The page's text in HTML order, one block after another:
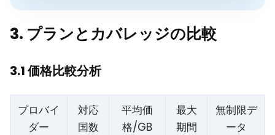
3. プランとカバレッジの比較
3.1 価格比較分析
プロバイ
ダー
対応
国数
平均価
格/GB
最大
期間
無制限デ
ータ